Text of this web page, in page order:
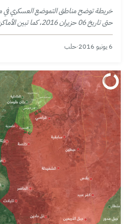
خريطة توضح مناطق التموضع العسكري في
حتى تاريخ 06 حزيران
قوات سورية الديمقراطية مؤخراً منذ إعلان
بتاريخ…
6 يونيو 2016 ·حلب